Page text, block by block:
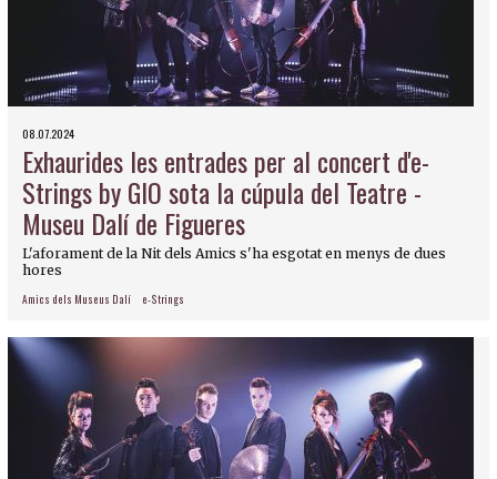
08.07.2024
Exhaurides les entrades per al concert d'e-
Strings by GIO sota la cúpula del Teatre -
Museu Dalí de Figueres
L'aforament de la Nit dels Amics s'ha esgotat en menys de dues
hores
Amics dels Museus Dalí e-Strings